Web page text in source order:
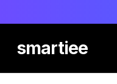
smartiee